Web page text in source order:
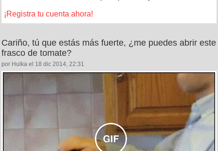
¡Registra tu cuenta ahora!
Cariño, tú que estás más fuerte, ¿me puedes abrir este
frasco de tomate?
por Hulka el 18 dic 2014, 22:31